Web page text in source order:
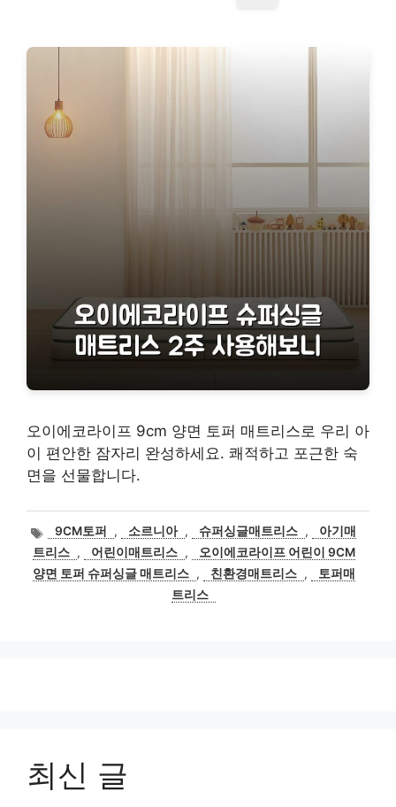
오이에코라이프 9cm 양면 토퍼 매트리스로 우리 아
이 편안한 잠자리 완성하세요. 쾌적하고 포근한 숙
면을 선물합니다.
태
그
9CM토퍼 , 소르니아 , 슈퍼싱글매트리스 ,
아기매
트리스 , 어린이매트리스 ,
오이에코라이프 어린이 9CM
양면 토퍼 슈퍼싱글 매트리스 , 친환경매트리스 ,
토퍼매
트리스
최신 글